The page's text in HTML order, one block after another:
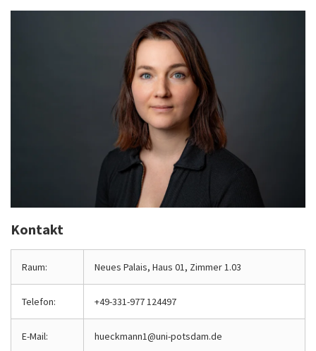
Kontakt
Raum: Neues Palais, Haus 01, Zimmer 1.03
Telefon: +49-331-977 124497
E-Mail: hueckmann1@uni-potsdam.de